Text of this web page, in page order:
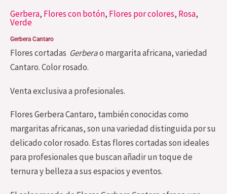
Gerbera, Flores con botón, Flores por colores, Rosa,
Verde
Gerbera Cantaro
Flores cortadas Gerberao margarita africana, variedad
Cantaro. Color rosado.
Venta exclusiva a profesionales.
Flores Gerbera Cantaro, también conocidas como
margaritas africanas, son una variedad distinguida por su
delicado color rosado. Estas flores cortadas son ideales
para profesionales que buscan añadir un toque de
ternura y belleza a sus espacios y eventos.